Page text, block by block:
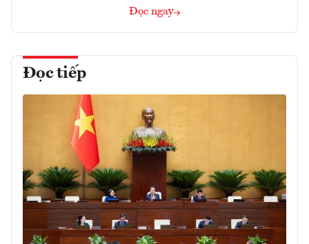
Đọc ngay
Đọc tiếp